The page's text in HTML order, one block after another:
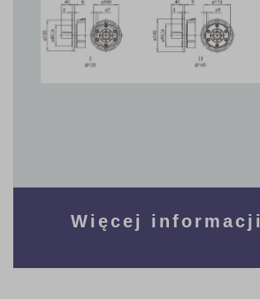
Więcej informacji